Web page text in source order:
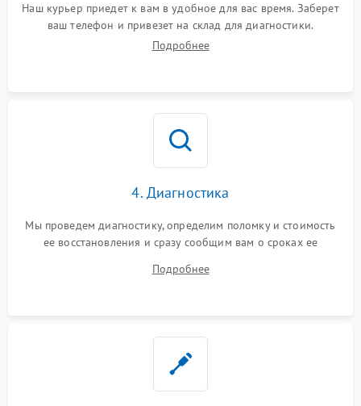
Наш курьер приедет к вам в удобное для вас время. Заберет
ваш телефон и привезет на склад для диагностики.
Подробнее
4. Диагностика
Мы проведем диагностику, определим поломку и стоимость
ее восстановления и сразу сообщим вам о сроках ее
Подробнее